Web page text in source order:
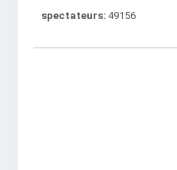
spectateurs 49156